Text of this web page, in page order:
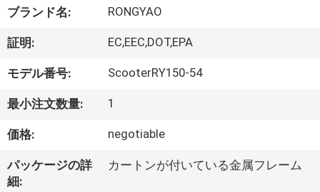
ク
ト
私
に
つ
ブランド名: RONGYAO
証明: EC,EEC,DOT,EPA
モデル番号: ScooterRY150-54
最小注文数量: 1
価格: negotiable
パッケージの詳
細:
カートンが付いている金属フレーム